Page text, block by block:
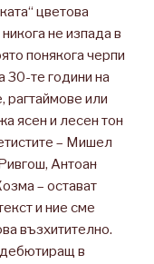
цветова
не изпада в
понякога черпи
30-те години на
рагтаймове или
ясен и лесен тон
– Мишел
Антоан
– остават
и ние сме
възхитително.
в